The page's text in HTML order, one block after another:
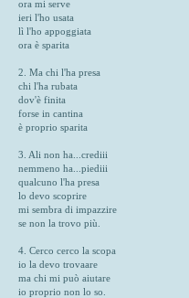
ora mi serve
ieri l'ho usata
lì l'ho appoggiata
ora è sparita
2. Ma chi l'ha presa
chi l'ha rubata
dov'è finita
forse in cantina
è proprio sparita
3. Ali non ha...crediii
nemmeno ha...piediii
qualcuno l'ha presa
lo devo scoprire
mi sembra di impazzire
se non la trovo più.
4. Cerco cerco la scopa
io la devo trovaare
ma chi mi può aiutare
io proprio non lo so.